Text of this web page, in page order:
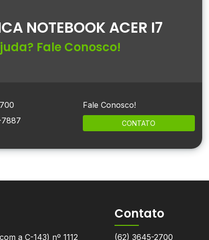
NOTEBOOK ACER I7
Fale Conosco!
Fale Conosco!
CONTATO
a C-143) nº 1112
Contato
(62) 3645-2700